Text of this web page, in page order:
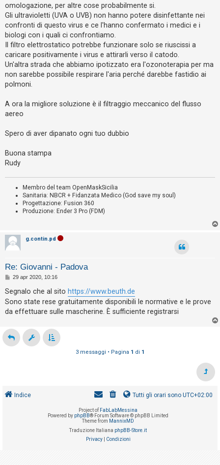
r
g
o
m
e
n
t
i
a
t
i
v
i
a
F
Q
omologazione, per altre cose probabilmente si.
Gli ultravioletti (UVA o UVB) non hanno potere disinfettante nei
confronti di questo virus e ce l'hanno confermato i medici e i
biologi con i quali ci confrontiamo.
Il filtro elettrostatico potrebbe funzionare solo se riuscissi a
caricare positivamente i virus e attirarli verso il catodo.
Un'altra strada che abbiamo ipotizzato era l'ozonoterapia per ma
non sarebbe possibile respirare l'aria perché darebbe fastidio ai
polmoni.
A ora la migliore soluzione è il filtraggio meccanico del flusso
aereo
Spero di aver dipanato ogni tuo dubbio
Buona stampa
Rudy
Membro del team OpenMaskSicilia
Sanitaria: NBCR + Fidanzata Medico (God save my soul)
Progettazione: Fusion 360
Produzione: Ender 3 Pro (FDM)
g.contin.pd
Re: Giovanni - Padova
M
s
s
a
g
o
29 apr 2020, 10:16
Segnalo che al sito https://www.beuth.de
Sono state rese gratuitamente disponibili le normative e le prove
da effettuare sulle mascherine. È sufficiente registrarsi
3 messaggi • Pagina 1 di 1
Indice Tutti gli orari sono UTC+02:00
Project of FabLabMessina
Powered by phpBB® Forum Software © phpBB Limited
Theme from MannixMD
Traduzione Italiana phpBB-Store.it
Privacy| Condizioni